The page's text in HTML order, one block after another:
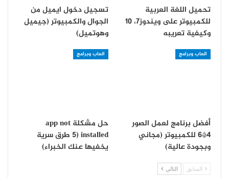
تحميل اللغة العربية
للكمبيوتر على ويندوز7، 10
وكيفية تعريبه
تسجيل دخول ايميل من
الجوال والكمبيوتر (جيميل
وهوتميل)
العاب وبرامج
أفضل برنامج لعمل الصور
4*6 للكمبيوتر (مجاني
وبجودة عالية)
العاب وبرامج
حل مشكلة app not
installed (5 طرق سرية
يخفيها عنك الخبراء)
السابق التالي